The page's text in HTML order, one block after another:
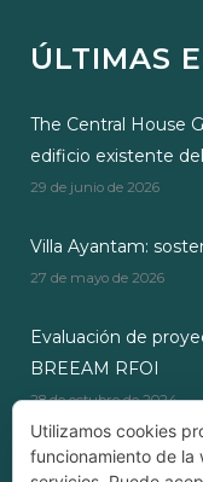
ÚLTIMAS
The Central House
edificio existente
29 de junio de 2026
Villa Ayantam:
27 de mayo de 2026
Evaluación de
BREEAM RFOI
28 de octubre de 2024
Utilizamos cookies
funcionamiento de la